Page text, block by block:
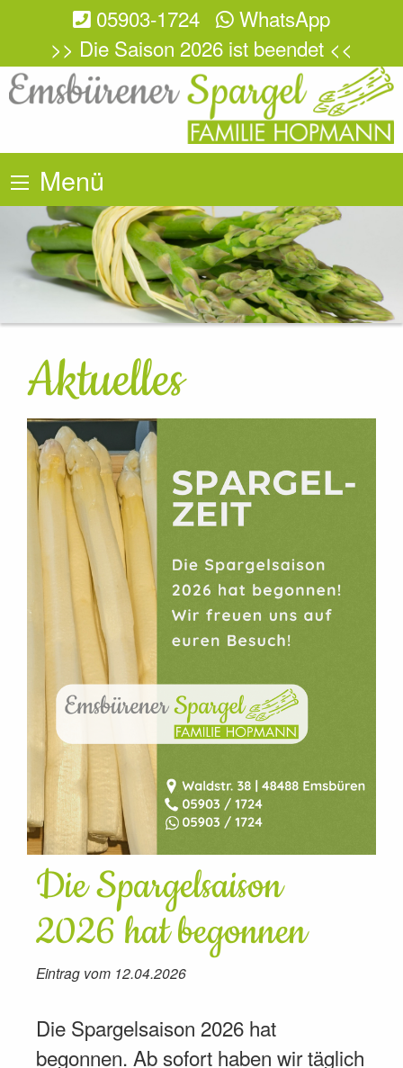
05903-1724
WhatsApp
>> Die Saison 2026 ist beendet <<
Menü
Aktuelles
Die Spargelsaison
2026 hat begonnen
Eintrag vom 12.04.2026
Die Spargelsaison 2026 hat
begonnen. Ab sofort haben wir täglich